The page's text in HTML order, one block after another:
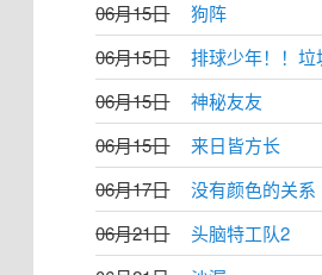
06月15日
狗阵
06月15日
排球少年！！垃
06月15日
神秘友友
06月15日
来日皆方长
06月17日
没有颜色的关系
06月21日
头脑特工队2